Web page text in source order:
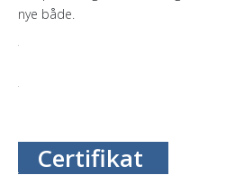
nye både.
Certifikat